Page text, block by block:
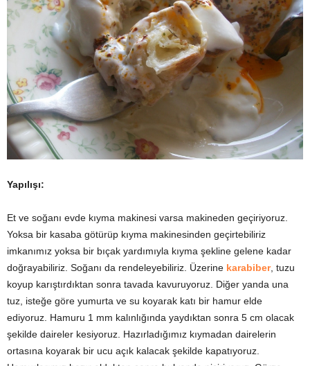
Yapılışı:
Et ve soğanı evde kıyma makinesi varsa makineden geçiriyoruz.
Yoksa bir kasaba götürüp kıyma makinesinden geçirtebiliriz
imkanımız yoksa bir bıçak yardımıyla kıyma şekline gelene kadar
doğrayabiliriz. Soğanı da rendeleyebiliriz. Üzerine karabiber, tuzu
koyup karıştırdıktan sonra tavada kavuruyoruz. Diğer yanda una
tuz, isteğe göre yumurta ve su koyarak katı bir hamur elde
ediyoruz. Hamuru 1 mm kalınlığında yaydıktan sonra 5 cm olacak
şekilde daireler kesiyoruz. Hazırladığımız kıymadan dairelerin
ortasına koyarak bir ucu açık kalacak şekilde kapatıyoruz.